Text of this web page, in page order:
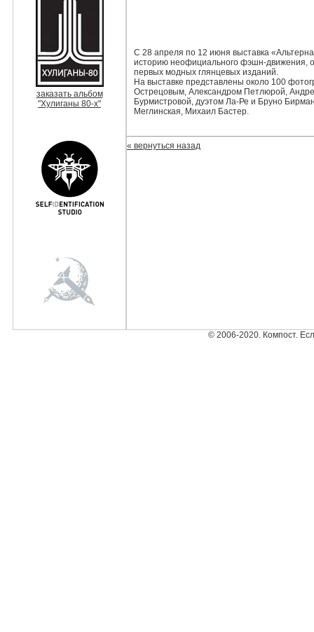
заказать альбом
"Хулиганы 80-х"
С 28 апреля по 12 июня выставка
историю неофициального фэшн-движения,
первых модных глянцевых изданий.
На выставке представлены около 100
Острецовым, Александром Петлюрой,
Бурмистровой, дуэтом Ла-Ре и Бруно
Меглинская, Михаил Бастер.
« вернуться назад
© 2006-2020. Компост.